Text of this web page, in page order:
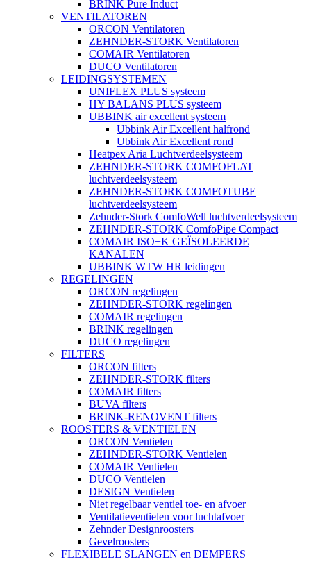
BRINK Pure Induct
VENTILATOREN
ORCON Ventilatoren
ZEHNDER-STORK Ventilatoren
COMAIR Ventilatoren
DUCO Ventilatoren
LEIDINGSYSTEMEN
UNIFLEX PLUS systeem
HY BALANS PLUS systeem
UBBINK air excellent systeem
Ubbink Air Excellent halfrond
Ubbink Air Excellent rond
Heatpex Aria Luchtverdeelsysteem
ZEHNDER-STORK COMFOFLAT
luchtverdeelsysteem
ZEHNDER-STORK COMFOTUBE
luchtverdeelsysteem
Zehnder-Stork ComfoWell luchtverdeelsysteem
ZEHNDER-STORK ComfoPipe Compact
COMAIR ISO+K GEÏSOLEERDE
KANALEN
UBBINK WTW HR leidingen
REGELINGEN
ORCON regelingen
ZEHNDER-STORK regelingen
COMAIR regelingen
BRINK regelingen
DUCO regelingen
FILTERS
ORCON filters
ZEHNDER-STORK filters
COMAIR filters
BUVA filters
BRINK-RENOVENT filters
ROOSTERS & VENTIELEN
ORCON Ventielen
ZEHNDER-STORK Ventielen
COMAIR Ventielen
DUCO Ventielen
DESIGN Ventielen
Niet regelbaar ventiel toe- en afvoer
Ventilatieventielen voor luchtafvoer
Zehnder Designroosters
Gevelroosters
FLEXIBELE SLANGEN en DEMPERS